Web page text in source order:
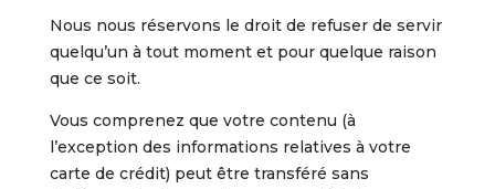
Nous nous réservons le droit de refuser de servir
quelqu’un à tout moment et pour quelque raison
que ce soit.
Vous comprenez que votre contenu (à
l’exception des informations relatives à votre
carte de crédit) peut être transféré sans